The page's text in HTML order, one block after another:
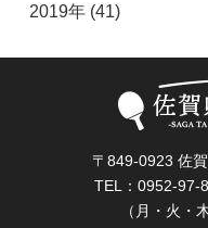
2019年 (41)
〒849-0923 佐
TEL：0952-
（月・火・